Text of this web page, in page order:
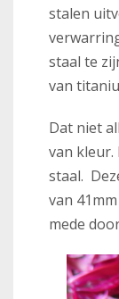
stalen
staal te
van
Dat niet
van kleur.
staal.
van
mede